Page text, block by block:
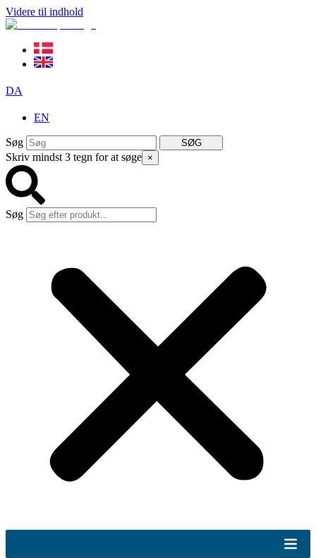
Videre til indhold
DA
EN
Søg SØG
Skriv mindst 3 tegn for at søge ×
Søg